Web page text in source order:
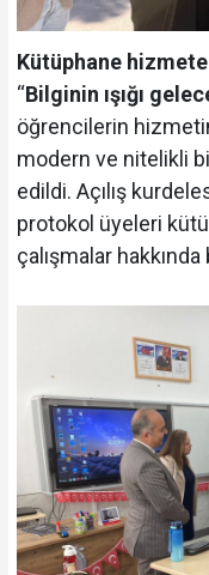
Kütüphane
“Bilginin ışığı
öğrencilerin
modern ve nitelikli
edildi. Açılış
protokol üyeleri
çalışmalar hakkında